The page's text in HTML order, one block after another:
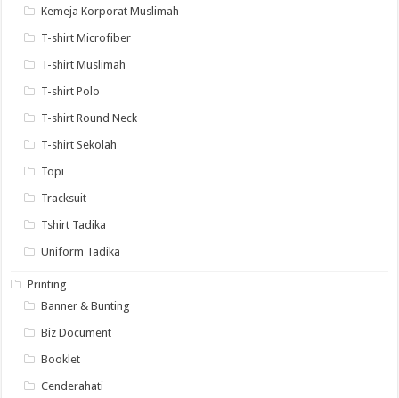
Kemeja Korporat Muslimah
T-shirt Microfiber
T-shirt Muslimah
T-shirt Polo
T-shirt Round Neck
T-shirt Sekolah
Topi
Tracksuit
Tshirt Tadika
Uniform Tadika
Printing
Banner & Bunting
Biz Document
Booklet
Cenderahati